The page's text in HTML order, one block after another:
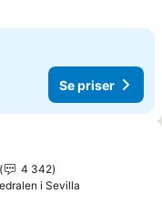
Se priser
favoritter
4 342
i Sevilla